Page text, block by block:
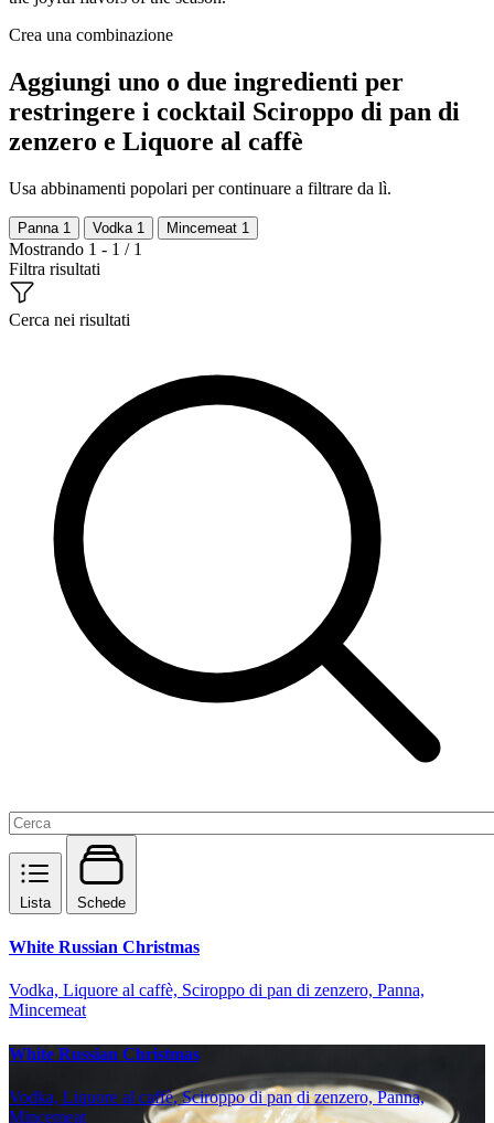
Crea una combinazione
Aggiungi uno o due ingredienti per
restringere i cocktail Sciroppo di pan di
zenzero e Liquore al caffè
Usa abbinamenti popolari per continuare a filtrare da lì.
Panna 1 Vodka 1 Mincemeat 1
Mostrando 1 - 1 / 1
Filtra risultati
Cerca nei risultati
Lista Schede
White Russian Christmas
Vodka, Liquore al caffè, Sciroppo di pan di zenzero, Panna,
Mincemeat
White Russian Christmas
Vodka, Liquore al caffè, Sciroppo di pan di zenzero, Panna,
Mincemeat